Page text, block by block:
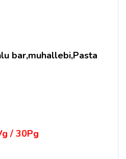
bar,muhallebi,Pasta
/ 30Pg